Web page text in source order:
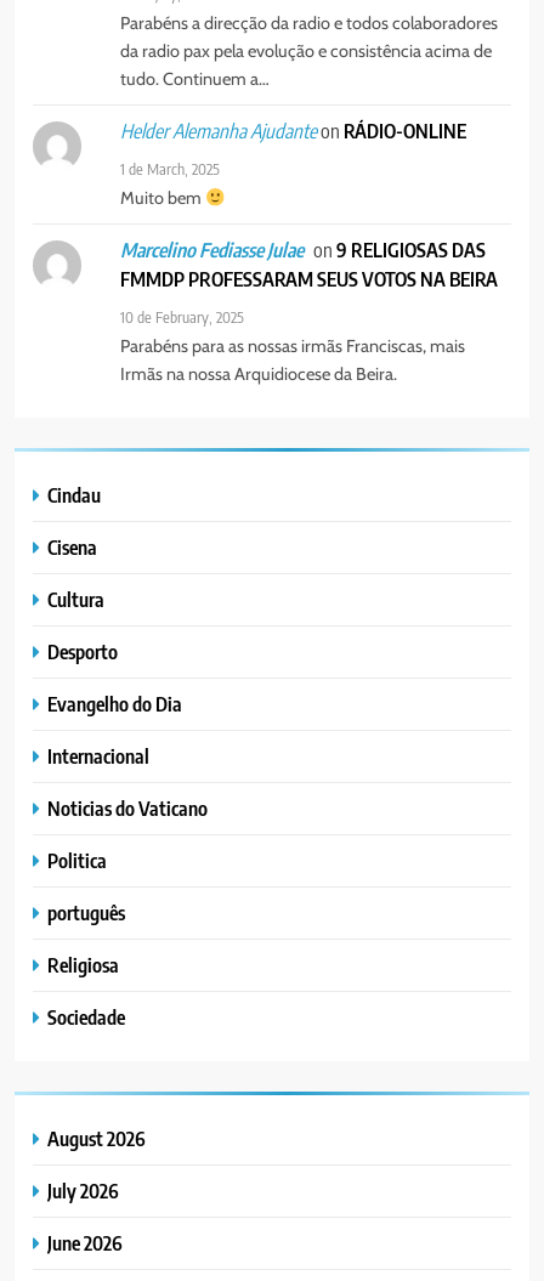
SURGIRAM RESISTÊNCIAS PELO
CAMINHO
PAX NOTICIAS EDIÇÃO 28 DE
JUNHO DE 2026
PORTUGUÊS
Parabéns a direcção da radio e todos colaboradores
da radio pax pela evolução e consistência acima de
tudo. Continuem a…
Helder Alemanha Ajudanteon RÁDIO-ONLINE
1 de March, 2025
Muito bem
Marcelino Fediasse Julae on9 RELIGIOSAS DAS
FMMDP PROFESSARAM SEUS VOTOS NA BEIRA
10 de February, 2025
Parabéns para as nossas irmãs Franciscas, mais
Irmãs na nossa Arquidiocese da Beira.
Cindau
Cisena
Cultura
Desporto
Evangelho do Dia
Internacional
Noticias do Vaticano
Politica
português
Religiosa
Sociedade
August 2026
July 2026
June 2026